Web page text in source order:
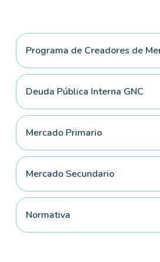
Programa de Creadores de
Deuda Pública Interna GNC
Mercado Primario
Mercado Secundario
Normativa